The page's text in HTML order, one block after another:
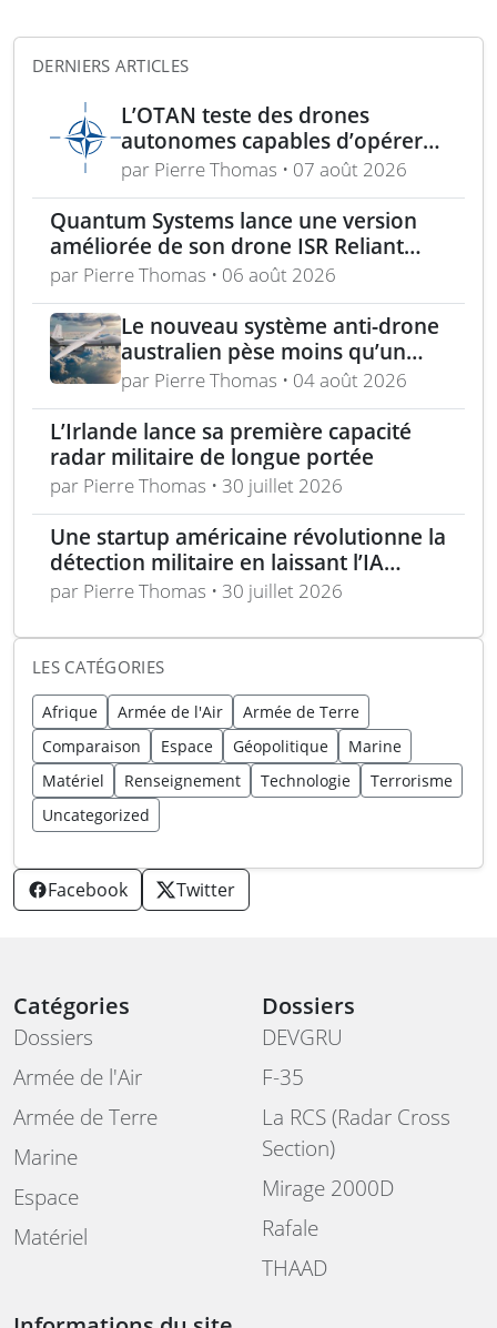
DERNIERS ARTICLES
L’OTAN teste des drones
autonomes capables d’opérer
sans GPS pour mission de
sécurité
par Pierre Thomas • 07 août 2026
Quantum Systems lance une version
améliorée de son drone ISR Reliant
avec plus de charge utile
par Pierre Thomas • 06 août 2026
Le nouveau système anti-drone
australien pèse moins qu’un
fusil et se tient d’une main
par Pierre Thomas • 04 août 2026
L’Irlande lance sa première capacité
radar militaire de longue portée
par Pierre Thomas • 30 juillet 2026
Une startup américaine révolutionne la
détection militaire en laissant l’IA
contrôler l’optique
par Pierre Thomas • 30 juillet 2026
LES CATÉGORIES
Afrique Armée de l'Air
Armée de Terre
Comparaison
Espace Géopolitique
Marine
Matériel
Renseignement Technologie
Terrorisme
Uncategorized
Facebook Twitter
Catégories
Dossiers
Armée de l'Air
Armée de Terre
Marine
Espace
Matériel
Dossiers
DEVGRU
F-35
La RCS (Radar Cross
Section)
Mirage 2000D
Rafale
THAAD